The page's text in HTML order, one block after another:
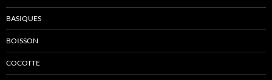
BASIQUES
BOISSON
COCOTTE